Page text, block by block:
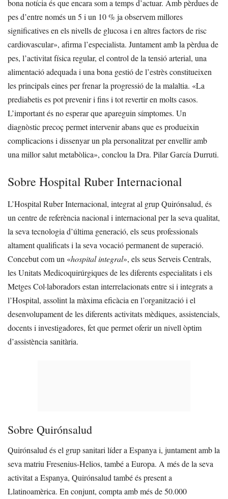
bona notícia és que encara som a temps d’actuar. Amb pèrdues de
pes d’entre només un 5 i un 10 % ja observem millores
significatives en els nivells de glucosa i en altres factors de risc
cardiovascular», afirma l’especialista. Juntament amb la pèrdua de
pes, l’activitat física regular, el control de la tensió arterial, una
alimentació adequada i una bona gestió de l’estrès constitueixen
les principals eines per frenar la progressió de la malaltia. «La
prediabetis es pot prevenir i fins i tot revertir en molts casos.
L’important és no esperar que apareguin símptomes. Un
diagnòstic precoç permet intervenir abans que es produeixin
complicacions i dissenyar un pla personalitzat per envellir amb
una millor salut metabòlica», conclou la Dra. Pilar García Durruti.
Sobre Hospital Ruber Internacional
L’Hospital Ruber Internacional, integrat al grup Quirónsalud, és
un centre de referència nacional i internacional per la seva qualitat,
la seva tecnologia d’última generació, els seus professionals
altament qualificats i la seva vocació permanent de superació.
Concebut com un «hospital integral», els seus Serveis Centrals,
les Unitats Medicoquirúrgiques de les diferents especialitats i els
Metges Col·laboradors estan interrelacionats entre si i integrats a
l’Hospital, assolint la màxima eficàcia en l’organització i el
desenvolupament de les diferents activitats mèdiques, assistencials,
docents i investigadores, fet que permet oferir un nivell òptim
d’assistència sanitària.
Sobre Quirónsalud
Quirónsalud és el grup sanitari líder a Espanya i, juntament amb la
seva matriu Fresenius-Helios, també a Europa. A més de la seva
activitat a Espanya, Quirónsalud també és present a
Llatinoamèrica. En conjunt, compta amb més de 50.000